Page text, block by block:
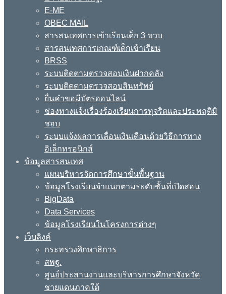
E-ME
OBEC MAIL
สารสนเทศการเข้าเรียนเด็ก 3 ขวบ
สารสนเทศการเกณฑ์เด็กเข้าเรียน
BRSS
ระบบติดตามตรวจสอบเงินฝากคลัง
ระบบติดตามตรวจสอบสินทรัพย์
ยื่นคำขอมีบัตรออนไลน์
ช่องทางแจ้งเรื่องร้องเรียนการทุจริตและประพฤติมิ
ชอบ
ระบบแจ้งผลการเลื่อนเงินเดือนด้วยวิธีการทาง
อิเล็กทรอนิกส์
ข้อมูลสารสนเทศ
แผนบริหารจัดการศึกษาขั้นพื้นฐาน
ข้อมูลโรงเรียนจำแนกตามระดับชั้นที่เปิดสอน
BigData
Data Services
ข้อมูลโรงเรียนในโครงการต่างๆ
เว็บลิงค์
กระทรวงศึกษาธิการ
สพฐ.
ศูนย์ประสานงานและบริหารการศึกษาจังหวัด
ชายแดนภาคใต้